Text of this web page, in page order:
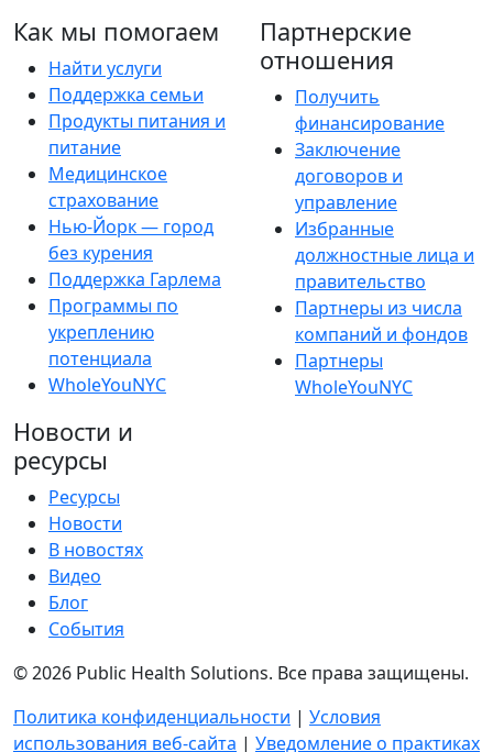
Как мы помогаем
Найти услуги
Поддержка семьи
Продукты питания и
питание
Медицинское
страхование
Нью-Йорк — город
без курения
Поддержка Гарлема
Программы по
укреплению
потенциала
WholeYouNYC
Партнерские
отношения
Получить
финансирование
Заключение
договоров и
управление
Избранные
должностные лица и
правительство
Партнеры из числа
компаний и фондов
Партнеры
WholeYouNYC
Новости и
ресурсы
Ресурсы
Новости
В новостях
Видео
Блог
События
© 2026 Public Health Solutions. Все права защищены.
Политика конфиденциальности | Условия
использования веб-сайта | Уведомление о практиках